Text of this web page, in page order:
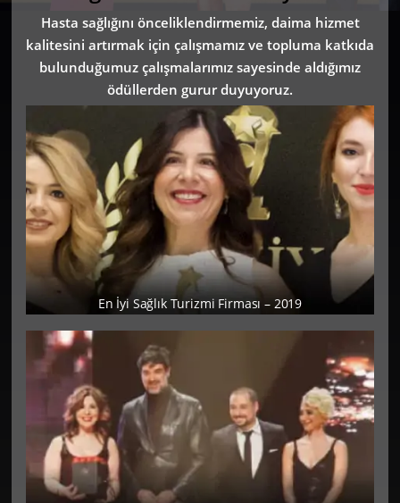
Hasta sağlığını önceliklendirmemiz, daima hizmet
kalitesini artırmak için çalışmamız ve topluma katkıda
bulunduğumuz çalışmalarımız sayesinde aldığımız
ödüllerden gurur duyuyoruz.
En İyi Sağlık Turizmi Firması – 2019